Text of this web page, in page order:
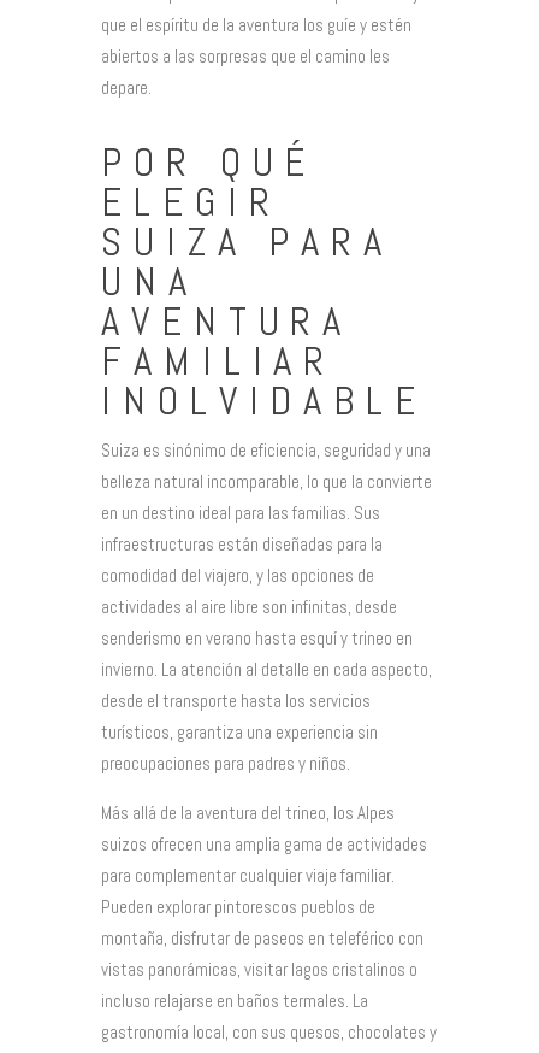
que el espíritu de la aventura los guíe y estén
abiertos a las sorpresas que el camino les
depare.
POR QUÉ
ELEGIR
SUIZA PARA
UNA
AVENTURA
FAMILIAR
INOLVIDABLE
Suiza es sinónimo de eficiencia, seguridad y una
belleza natural incomparable, lo que la convierte
en un destino ideal para las familias. Sus
infraestructuras están diseñadas para la
comodidad del viajero, y las opciones de
actividades al aire libre son infinitas, desde
senderismo en verano hasta esquí y trineo en
invierno. La atención al detalle en cada aspecto,
desde el transporte hasta los servicios
turísticos, garantiza una experiencia sin
preocupaciones para padres y niños.
Más allá de la aventura del trineo, los Alpes
suizos ofrecen una amplia gama de actividades
para complementar cualquier viaje familiar.
Pueden explorar pintorescos pueblos de
montaña, disfrutar de paseos en teleférico con
vistas panorámicas, visitar lagos cristalinos o
incluso relajarse en baños termales. La
gastronomía local, con sus quesos, chocolates y